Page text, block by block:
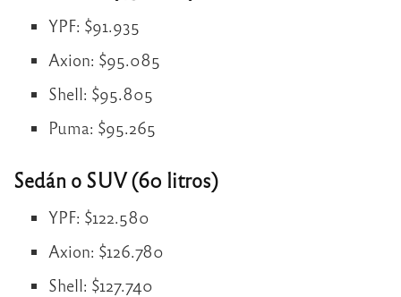
YPF: $91.935
Axion: $95.085
Shell: $95.805
Puma: $95.265
Sedán o SUV (60 litros)
YPF: $122.580
Axion: $126.780
Shell: $127.740